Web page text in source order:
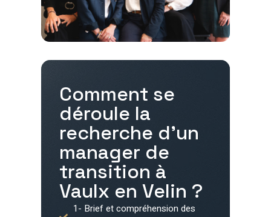
Comment se
déroule la
recherche d'un
manager de
transition à
Vaulx en Velin ?
1- Brief et compréhension des